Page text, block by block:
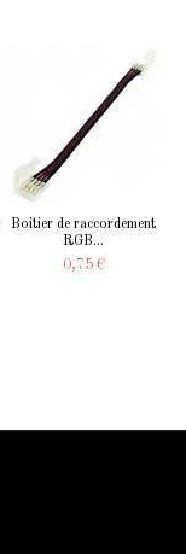
Boitier de raccordement
RGB...
0,75 €